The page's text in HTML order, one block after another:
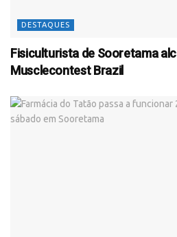
DESTAQUES
Fisiculturista de Sooretama
Musclecontest Brazil